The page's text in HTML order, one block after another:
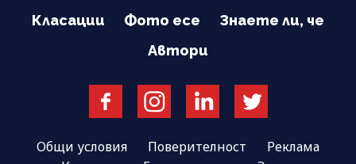
Класации
Фото есе
Знаете ли, че
Автори
Общи условия Поверителност
Реклама